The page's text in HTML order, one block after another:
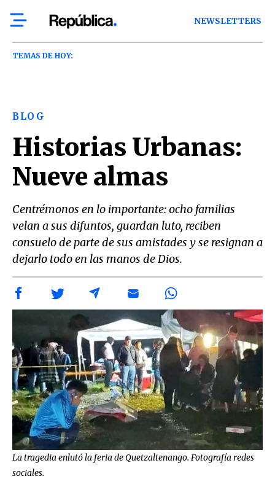
NEWSLETTERS
TEMAS DE HOY:
BLOG
Historias Urbanas:
Nueve almas
Centrémonos en lo importante: ocho familias
velan a sus difuntos, guardan luto, reciben
consuelo de parte de sus amistades y se resignan a
dejarlo todo en las manos de Dios.
La tragedia enlutó la feria de Quetzaltenango. Fotografía redes
sociales.